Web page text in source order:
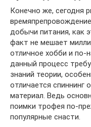
Конечно же, сегодня
добычи питания, как
факт не мешает
отличное хобби и
данный процесс
знаний теории,
отличается спиннинг
материал. Ведь
поимки трофея по-
популярные снасти.